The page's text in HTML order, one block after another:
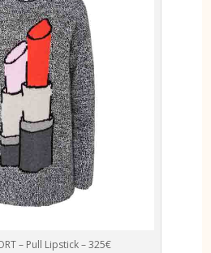
– Pull Lipstick – 325€